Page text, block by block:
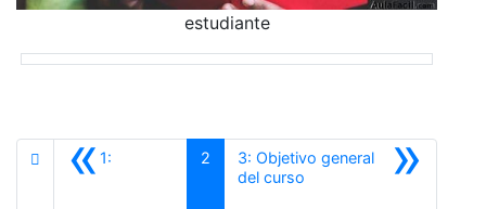
estudiante
«1: 2 »
3: Objetivo general
del cursoSiguiente